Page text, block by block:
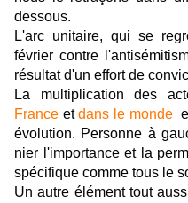
dessous.
L'arc unitaire, qui se
février contre
résultat d'un effort de
La multiplication des
France etdans le monde
évolution. Personne à
nier l'importance et la
spécifique comme tous le
Un autre élément tout